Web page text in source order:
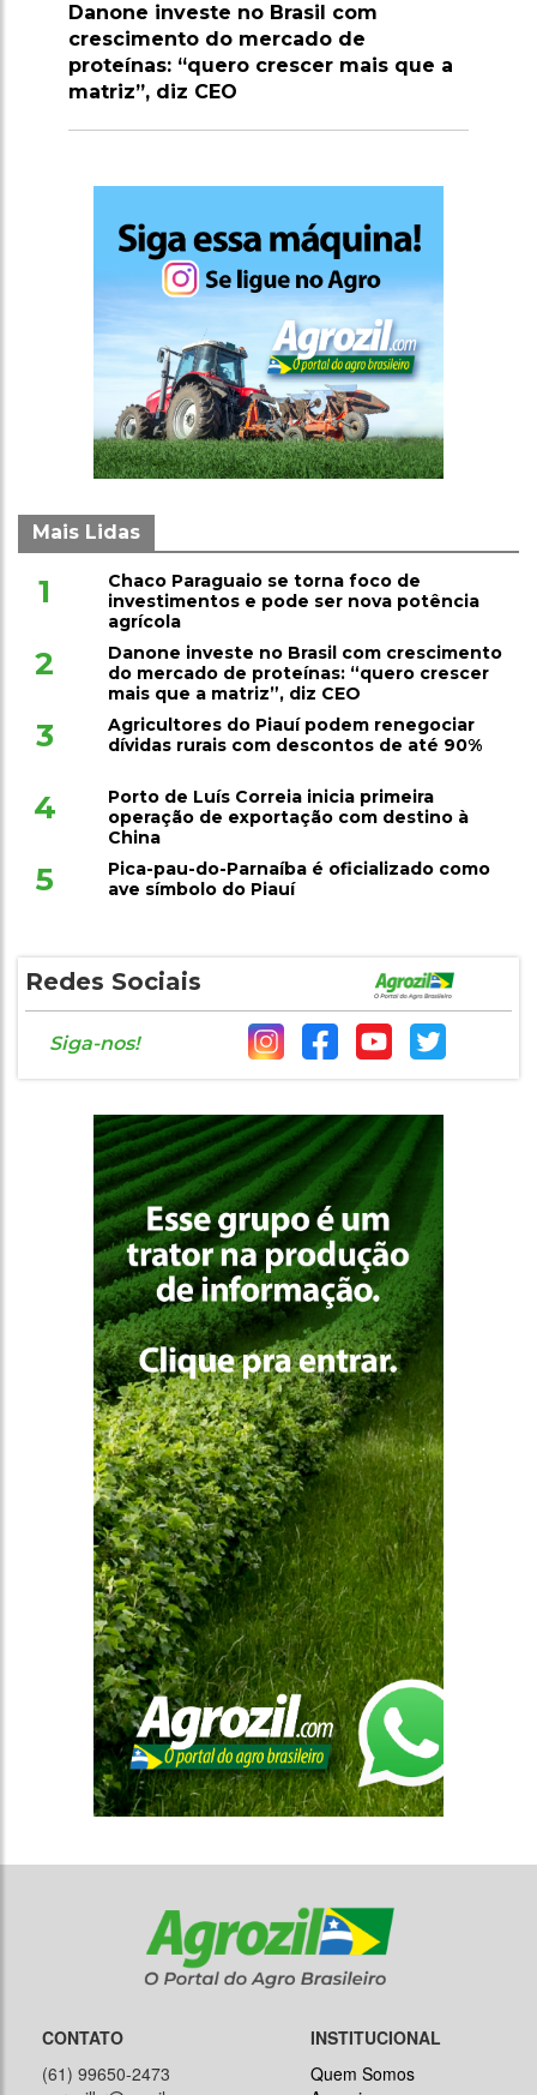
que a
Estudo confirma eficácia de fungo no
combate a ameaça importante às
lavouras
Mais Lidas
1
Chaco Paraguaio se torna foco de
investimentos e pode ser nova potência
agrícola
2
Danone investe no Brasil com crescimento
do mercado de proteínas: “quero crescer
mais que a matriz”, diz CEO
3
Agricultores do Piauí podem renegociar
dívidas rurais com descontos de até 90%
4
Porto de Luís Correia inicia primeira
operação de exportação com destino à
China
5
Pica-pau-do-Parnaíba é oficializado como
ave símbolo do Piauí
Redes Sociais
Siga-nos!
CONTATO
(61) 99650-2473
INSTITUCIONAL
Quem Somos